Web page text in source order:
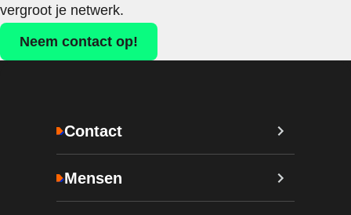
vergroot je netwerk.
Neem contact op!
Contact
Mensen